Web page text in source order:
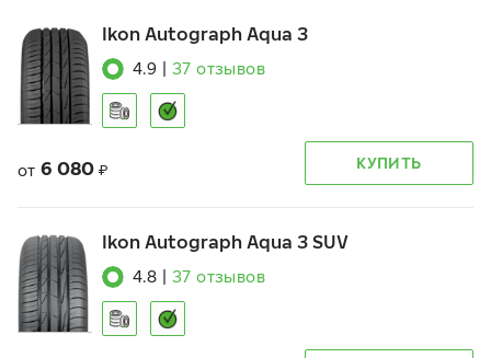
Ikon Autograph Aqua 3
4.9 37 отзывов
от 6 080 ₽ КУПИТЬ
Ikon Autograph Aqua 3 SUV
4.8 37 отзывов